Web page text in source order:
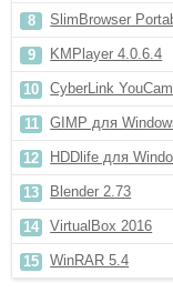
SlimBrowser
KMPlayer 4.0.6.4
CyberLink
GIMP для
HDDlife для
Blender 2.73
VirtualBox 2016
WinRAR 5.4